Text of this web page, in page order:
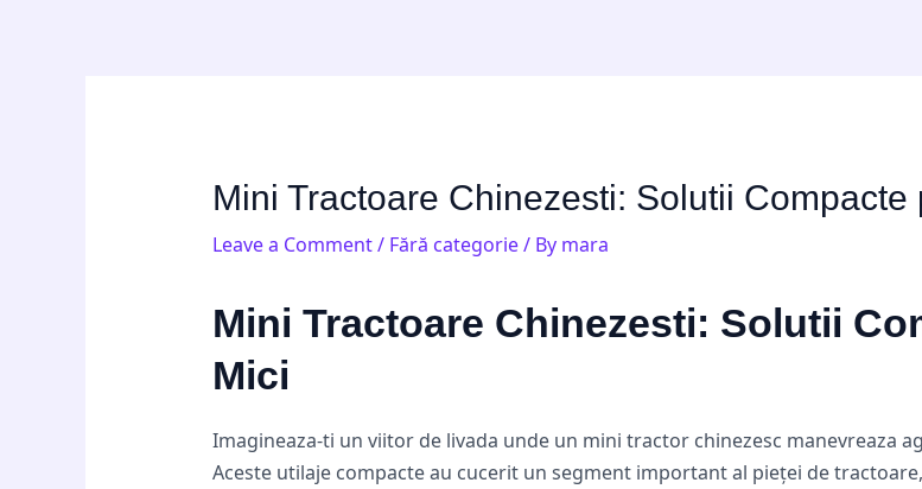
Mini Tractoare Chinezesti: Solutii
Leave a Comment/ Fără categorie/ By mara
Mini Tractoare Chinezesti: Solutii
Mici
Imagineaza-ti un viitor de livada unde un mini tractor chinezesc manevreaza
Aceste utilaje compacte au cucerit un segment important al pieței de